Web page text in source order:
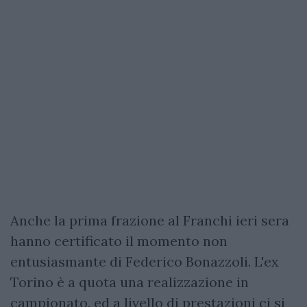
Anche la prima frazione al Franchi ieri sera
hanno certificato il momento non
entusiasmante di Federico Bonazzoli. L'ex
Torino è a quota una realizzazione in
campionato, ed a livello di prestazioni ci si